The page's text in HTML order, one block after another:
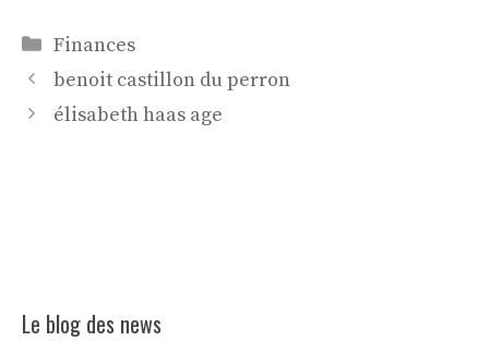
Catégories
Finances
benoit castillon du perron
élisabeth haas age
Le blog des news